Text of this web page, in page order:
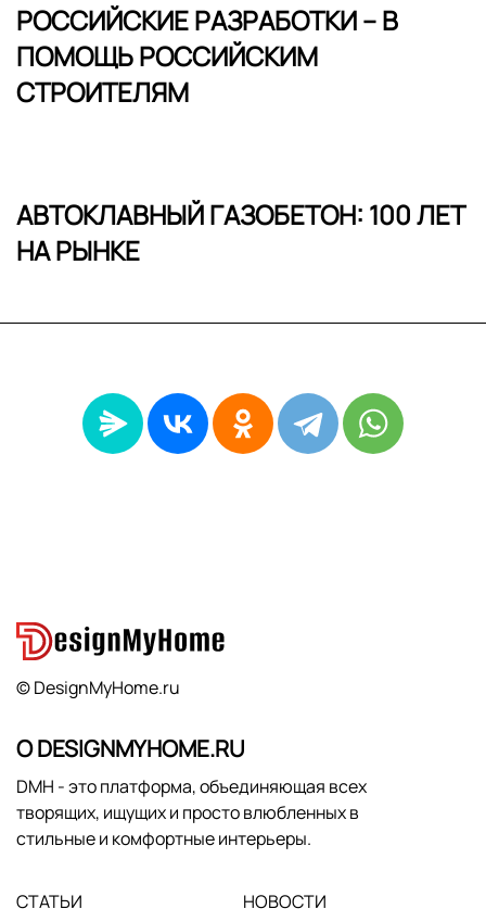
РОССИЙСКИЕ РАЗРАБОТКИ – В
ПОМОЩЬ РОССИЙСКИМ
СТРОИТЕЛЯМ
АВТОКЛАВНЫЙ ГАЗОБЕТОН: 100 ЛЕТ
НА РЫНКЕ
© DesignMyHome.ru
О DESIGNMYHOME.RU
DMH - это платформа, объединяющая всех
творящих, ищущих и просто влюбленных в
стильные и комфортные интерьеры.
СТАТЬИ НОВОСТИ